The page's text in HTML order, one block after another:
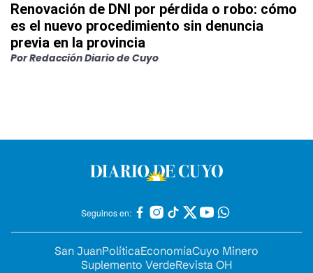
Renovación de DNI por pérdida o robo: cómo
es el nuevo procedimiento sin denuncia
previa en la provincia
PorRedacción Diario de Cuyo
Seguinos en:
San JuanPolíticaEconomíaCuyo Minero
Suplemento VerdeRevista OH